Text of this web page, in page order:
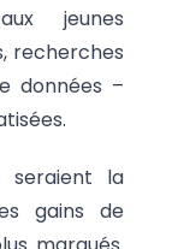
jeunes
recherches
données –
seraient la
gains de